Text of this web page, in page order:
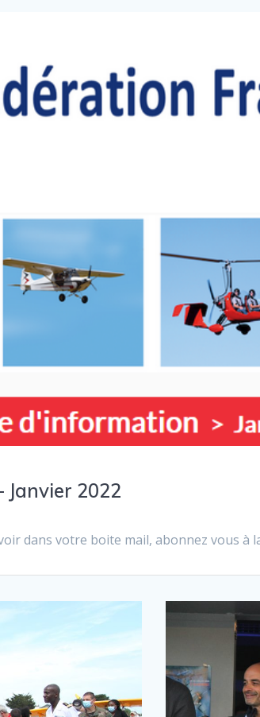
Janvier 2022
dans votre boite mail, abonnez vous à